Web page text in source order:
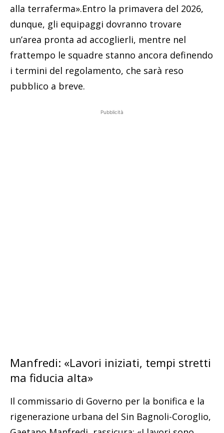
alla terraferma».Entro la primavera del 2026,
dunque, gli equipaggi dovranno trovare
un’area pronta ad accoglierli, mentre nel
frattempo le squadre stanno ancora definendo
i termini del regolamento, che sarà reso
pubblico a breve.
Pubblicità
Manfredi: «Lavori iniziati, tempi stretti
ma fiducia alta»
Il commissario di Governo per la bonifica e la
rigenerazione urbana del Sin Bagnoli-Coroglio,